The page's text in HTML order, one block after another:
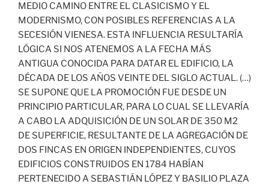
MEDIO CAMINO ENTRE EL CLASICISMO Y EL
MODERNISMO, CON POSIBLES REFERENCIAS A LA
SECESIÓN VIENESA. ESTA INFLUENCIA RESULTARÍA
LÓGICA SI NOS ATENEMOS A LA FECHA MÁS
ANTIGUA CONOCIDA PARA DATAR EL EDIFICIO, LA
DÉCADA DE LOS AÑOS VEINTE DEL SIGLO ACTUAL. (…)
SE SUPONE QUE LA PROMOCIÓN FUE DESDE UN
PRINCIPIO PARTICULAR, PARA LO CUAL SE LLEVARÍA
A CABO LA ADQUISICIÓN DE UN SOLAR DE 350 M2
DE SUPERFICIE, RESULTANTE DE LA AGREGACIÓN DE
DOS FINCAS EN ORIGEN INDEPENDIENTES, CUYOS
EDIFICIOS CONSTRUIDOS EN 1784 HABÍAN
PERTENECIDO A SEBASTIÁN LÓPEZ Y BASILIO PLAZA